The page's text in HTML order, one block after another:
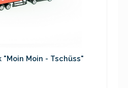
"Moin Moin - Tschüss"